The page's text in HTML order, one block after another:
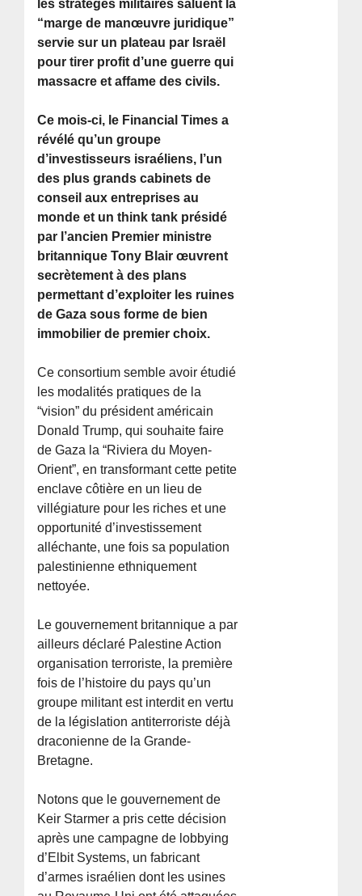
les stratèges militaires saluent la
“marge de manœuvre juridique”
servie sur un plateau par Israël
pour tirer profit d’une guerre qui
massacre et affame des civils.
Ce mois-ci, le Financial Times a
révélé qu’un groupe
d’investisseurs israéliens, l’un
des plus grands cabinets de
conseil aux entreprises au
monde et un think tank présidé
par l’ancien Premier ministre
britannique Tony Blair œuvrent
secrètement à des plans
permettant d’exploiter les ruines
de Gaza sous forme de bien
immobilier de premier choix.
Ce consortium semble avoir étudié
les modalités pratiques de la
“vision” du président américain
Donald Trump, qui souhaite faire
de Gaza la “Riviera du Moyen-
Orient”, en transformant cette petite
enclave côtière en un lieu de
villégiature pour les riches et une
opportunité d’investissement
alléchante, une fois sa population
palestinienne ethniquement
nettoyée.
Le gouvernement britannique a par
ailleurs déclaré Palestine Action
organisation terroriste, la première
fois de l’histoire du pays qu’un
groupe militant est interdit en vertu
de la législation antiterroriste déjà
draconienne de la Grande-
Bretagne.
Notons que le gouvernement de
Keir Starmer a pris cette décision
après une campagne de lobbying
d’Elbit Systems, un fabricant
d’armes israélien dont les usines